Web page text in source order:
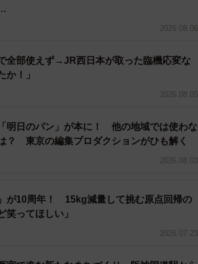
2026.08.06
全部使えず→JR西日本が取った臨機応変な
！」
2026.08.05
明日のパン」が本に！ 他の地域では使わな
？ 東京の編集プロダクションがひも解く
2026.08.03
が10周年！ 15kg減量して挑む原点回帰の
笑ってほしい」
2026.07.23